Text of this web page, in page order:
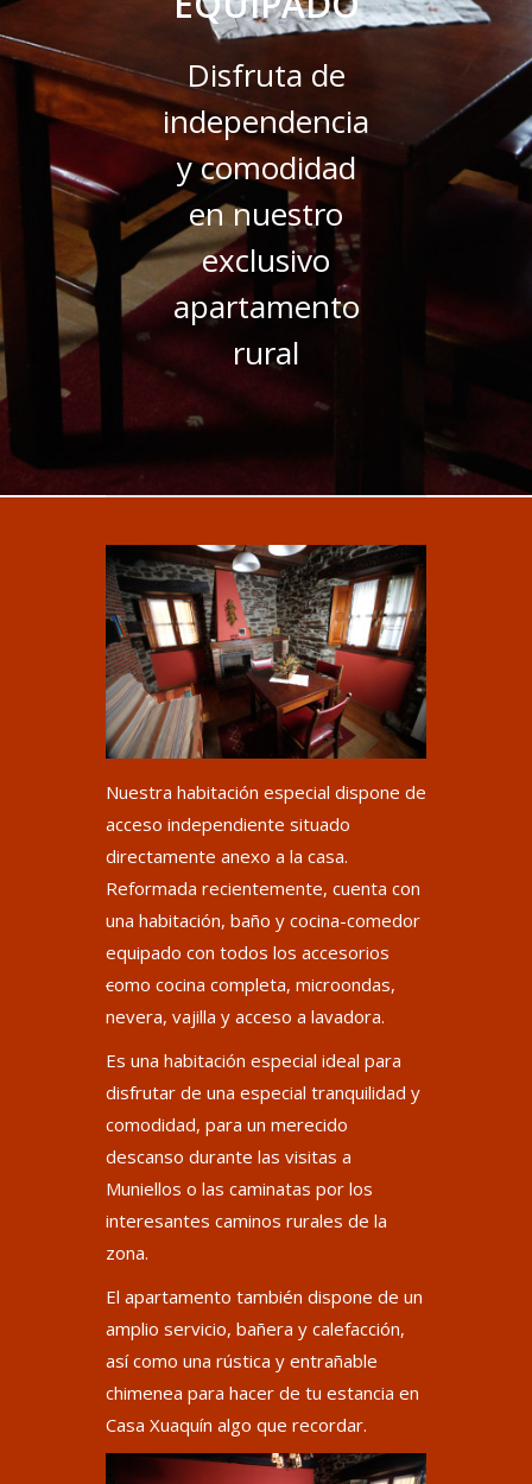
Disfruta de
independencia
y comodidad
en nuestro
exclusivo
apartamento
rural
Nuestra habitación especial dispone de
acceso independiente situado
directamente anexo a la casa.
Reformada recientemente, cuenta con
una habitación, baño y cocina-comedor
equipado con todos los accesorios
como cocina completa, microondas,
nevera, vajilla y acceso a lavadora.
Es una habitación especial ideal para
disfrutar de una especial tranquilidad y
comodidad, para un merecido
descanso durante las visitas a
Muniellos o las caminatas por los
interesantes caminos rurales de la
zona.
El apartamento también dispone de un
amplio servicio, bañera y calefacción,
así como una rústica y entrañable
chimenea para hacer de tu estancia en
Casa Xuaquín algo que recordar.